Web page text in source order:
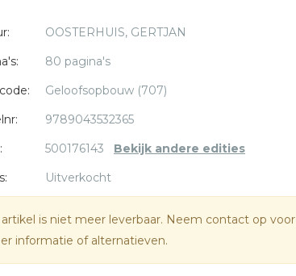
Oosterhuis is als predikant verbonden aan CGKv
OOSTERHUIS, GERTJAN
80 pagina's
Geloofsopbouw (707)
9789043532365
500176143 Bekijk andere edities
Uitverkocht
is niet meer leverbaar. Neem contact op voor
informatie of alternatieven.